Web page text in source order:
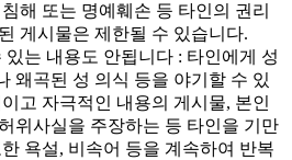
해 또는 명예훼손 등 타인의 권리
게시물은 제한될 수 있습니다.
는 내용도 안됩니다 : 타인에게 성
왜곡된 성 의식 등을 야기할 수 있
고 자극적인 내용의 게시물, 본인
위사실을 주장하는 등 타인을 기만
욕설, 비속어 등을 계속하여 반복